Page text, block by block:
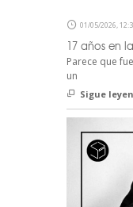
01/05/2026,
17 años en
Parece que
un
Sigue